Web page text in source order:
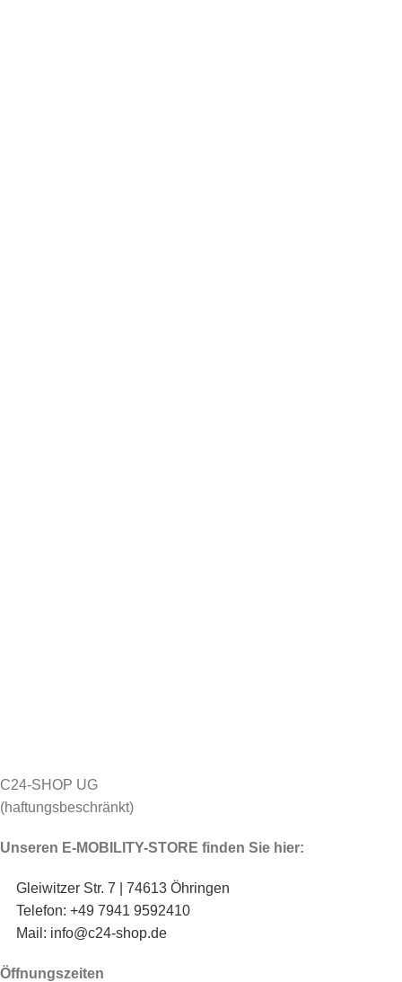
C24-SHOP UG
(haftungsbeschränkt)
Unseren E-MOBILITY-STORE finden Sie hier:
Gleiwitzer Str. 7 | 74613 Öhringen
Telefon: +49 7941 9592410
Mail: info@c24-shop.de
Öffnungszeiten